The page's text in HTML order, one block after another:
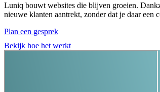
Luniq bouwt websites die blijven groeien.
nieuwe klanten aantrekt, zonder dat je daar een
Plan een gesprek
Bekijk hoe het werkt